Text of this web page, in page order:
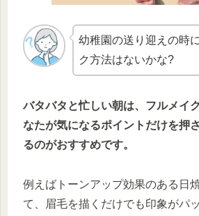
幼稚園の送り迎えの時
ク方法はないかな?
バタバタと忙しい朝は、フルメイ
なたが気になるポイントだけを押
るのがおすすめです。
例えばトーンアップ効果のある日
て、眉毛を描くだけでも印象がパ